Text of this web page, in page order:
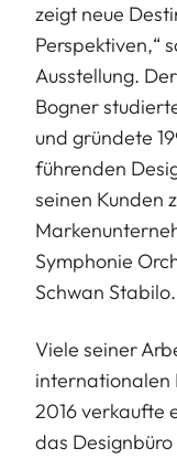
zeigt neue
Perspektiven,“
Ausstellung.
Bogner
und gründete
führenden
seinen Kunden
Symphonie
Schwan Stabilo.
Viele seiner
internationalen
2016 verkaufte
das